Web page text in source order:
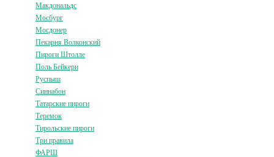
Макдональдс
Мосбург
Мосдонер
Пекарня Волконский
Пироги Штолле
Поль Бейкери
Руспыш
Синнабон
Татарские пироги
Теремок
Тирольские пироги
Три правила
ФАРШ